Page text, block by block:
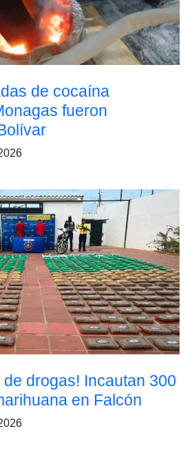
de cocaína
fueron
de drogas! Incautan 300
en Falcón